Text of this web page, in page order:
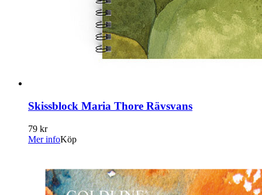
Skissblock Maria Thore Rävsvans
79 kr
Mer infoKöp